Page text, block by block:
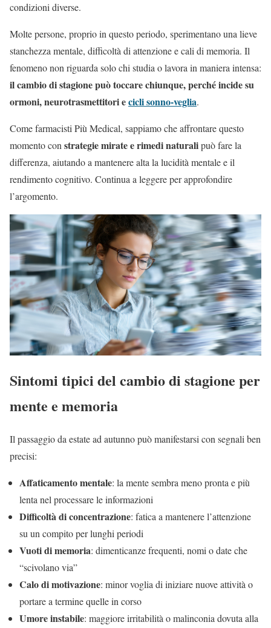
condizioni diverse.
Molte persone, proprio in questo periodo, sperimentano una lieve
stanchezza mentale, difficoltà di attenzione e cali di memoria. Il
fenomeno non riguarda solo chi studia o lavora in maniera intensa:
il cambio di stagione può toccare chiunque, perché incide su
ormoni, neurotrasmettitori ecicli sonno-veglia.
Come farmacisti Più Medical, sappiamo che affrontare questo
momento constrategie mirate e rimedi naturalipuò fare la
differenza, aiutando a mantenere alta la lucidità mentale e il
rendimento cognitivo. Continua a leggere per approfondire
l’argomento.
Sintomi tipici del cambio di stagione per
mente e memoria
Il passaggio da estate ad autunno può manifestarsi con segnali ben
precisi:
Affaticamento mentale: la mente sembra meno pronta e più
lenta nel processare le informazioni
Difficoltà di concentrazione: fatica a mantenere l’attenzione
su un compito per lunghi periodi
Vuoti di memoria: dimenticanze frequenti, nomi o date che
“scivolano via”
Calo di motivazione: minor voglia di iniziare nuove attività o
portare a termine quelle in corso
Umore instabile: maggiore irritabilità o malinconia dovuta alla